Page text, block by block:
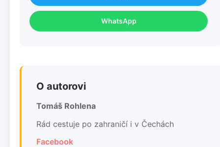
WhatsApp
O autorovi
Tomáš Rohlena
Rád cestuje po zahraničí i v Čechách
Facebook